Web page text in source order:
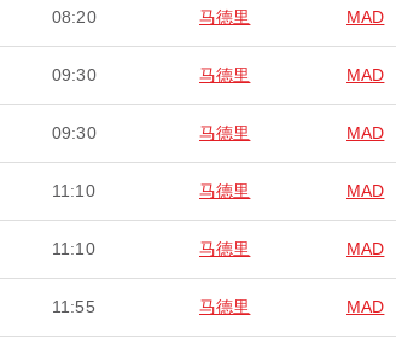
08:20 马德里 MAD
09:30 马德里 MAD
09:30 马德里 MAD
11:10 马德里 MAD
11:10 马德里 MAD
11:55 马德里 MAD